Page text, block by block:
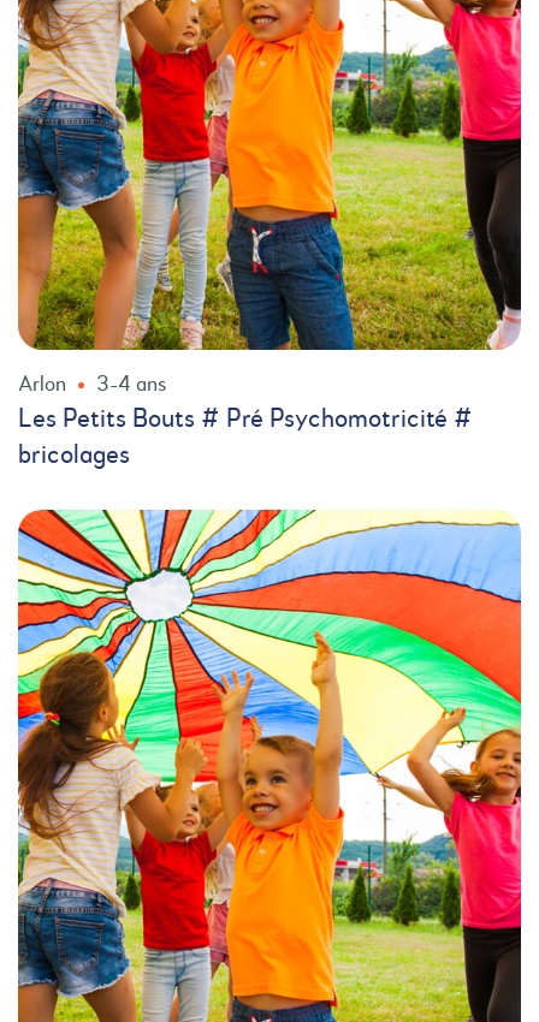
Arlon 3-4 ans
Les Petits Bouts # Pré Psychomotricité #
bricolages